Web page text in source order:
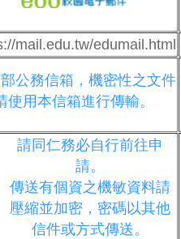
mail.edu.tw/edumail.html
公務信箱，機密性之文件
使用本信箱進行傳輸。
請同仁務必自行前往申
請。
傳送有個資之機敏資料請
壓縮並加密，密碼以其他
信件或方式傳送。